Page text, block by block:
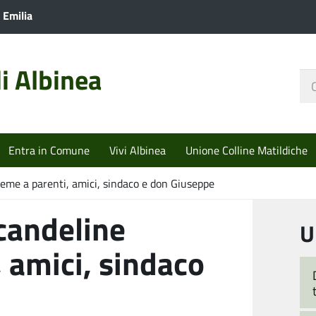
Albinea
Entra in Comune Vivi Albinea Unione Colline Matildiche
a parenti, amici, sindaco e don Giuseppe
sindaco